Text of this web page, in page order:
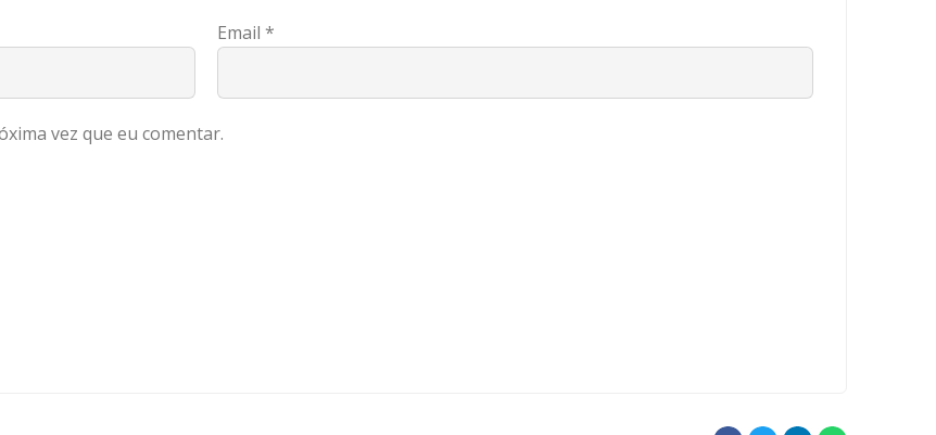
Email *
vez que eu comentar.